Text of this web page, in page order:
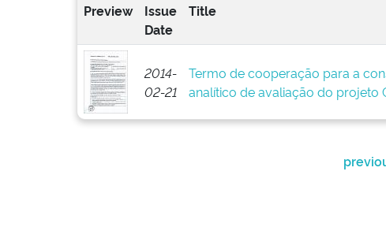
Preview
Issue
Date
Title
2014-
02-21
Termo de cooperação para a
analítico de avaliação do projeto